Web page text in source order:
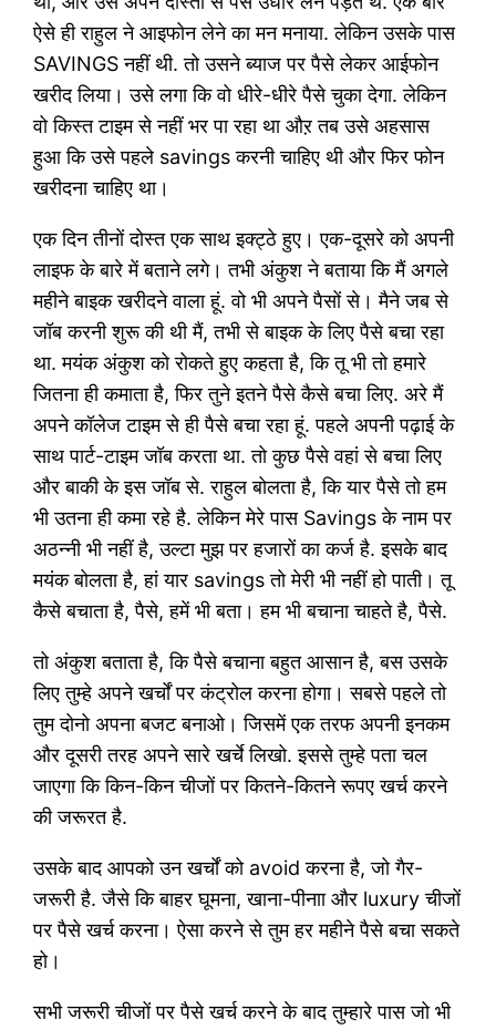
ऐसे ही राहुल ने आइफोन लेने का मन मनाया. लेकिन उसके पास
SAVINGS नहीं थी. तो उसने ब्याज पर पैसे लेकर आईफोन
खरीद लिया। उसे लगा कि वो धीरे-धीरे पैसे चुका देगा. लेकिन
वो किस्त टाइम से नहीं भर पा रहा था औऱ तब उसे अहसास
हुआ कि उसे पहले savings करनी चाहिए थी और फिर फोन
खरीदना चाहिए था।
एक दिन तीनों दोस्त एक साथ इक्ट्ठे हुए। एक-दूसरे को अपनी
लाइफ के बारे में बताने लगे। तभी अंकुश ने बताया कि मैं अगले
महीने बाइक खरीदने वाला हूं. वो भी अपने पैसों से। मैने जब से
जॉब करनी शुरू की थी मैं, तभी से बाइक के लिए पैसे बचा रहा
था. मयंक अंकुश को रोकते हुए कहता है, कि तू भी तो हमारे
जितना ही कमाता है, फिर तुने इतने पैसे कैसे बचा लिए. अरे मैं
अपने कॉलेज टाइम से ही पैसे बचा रहा हूं. पहले अपनी पढ़ाई के
साथ पार्ट-टाइम जॉब करता था. तो कुछ पैसे वहां से बचा लिए
और बाकी के इस जॉब से. राहुल बोलता है, कि यार पैसे तो हम
भी उतना ही कमा रहे है. लेकिन मेरे पास Savings के नाम पर
अठन्नी भी नहीं है, उल्टा मुझ पर हजारों का कर्ज है. इसके बाद
मयंक बोलता है, हां यार savings तो मेरी भी नहीं हो पाती। तू
कैसे बचाता है, पैसे, हमें भी बता। हम भी बचाना चाहते है, पैसे.
तो अंकुश बताता है, कि पैसे बचाना बहुत आसान है, बस उसके
लिए तुम्हे अपने खर्चों पर कंट्रोल करना होगा। सबसे पहले तो
तुम दोनो अपना बजट बनाओ। जिसमें एक तरफ अपनी इनकम
और दूसरी तरह अपने सारे खर्चे लिखो. इससे तुम्हे पता चल
जाएगा कि किन-किन चीजों पर कितने-कितने रूपए खर्च करने
की जरूरत है.
उसके बाद आपको उन खर्चों को avoid करना है, जो गैर-
जरूरी है. जैसे कि बाहर घूमना, खाना-पीनाा और luxury चीजों
पर पैसे खर्च करना। ऐसा करने से तुम हर महीने पैसे बचा सकते
हो।
सभी जरूरी चीजों पर पैसे खर्च करने के बाद तुम्हारे पास जो भी